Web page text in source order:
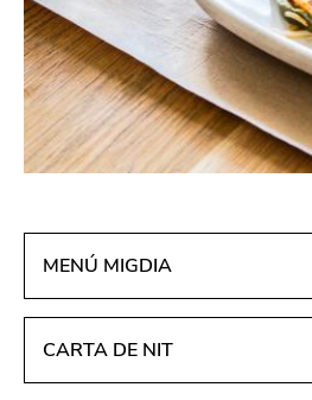
MENÚ MIGDIA
CARTA DE NIT